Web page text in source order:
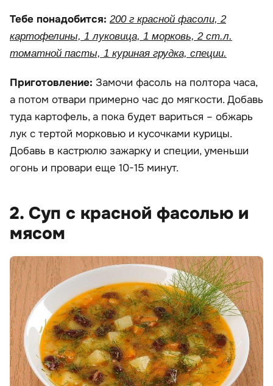
Тебе понадобится: 200 г красной фасоли, 2
картофелины, 1 луковица, 1 морковь, 2 ст.л.
томатной пасты, 1 куриная грудка, специи.
Приготовление: Замочи фасоль на полтора часа,
а потом отвари примерно час до мягкости. Добавь
туда картофель, а пока будет вариться – обжарь
лук с тертой морковью и кусочками курицы.
Добавь в кастрюлю зажарку и специи, уменьши
огонь и провари еще 10-15 минут.
2. Суп с красной фасолью и
мясом